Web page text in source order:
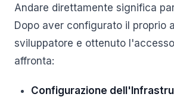
Andare direttamente significa
Dopo aver configurato il proprio
sviluppatore e ottenuto
affronta:
Configurazione